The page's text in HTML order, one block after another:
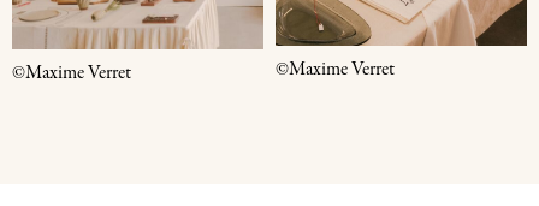
©Maxime Verret ©Maxime Verret